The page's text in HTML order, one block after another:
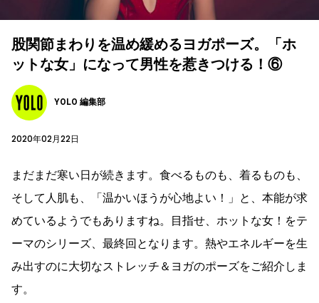
股関節まわりを温め緩めるヨガポーズ。「ホ
ットな女」になって男性を惹きつける！⑥
YOLO 編集部
2020年02月22日
まだまだ寒い日が続きます。食べるものも、着るものも、
そして人肌も、「温かいほうが心地よい！」と、本能が求
めているようでもありますね。目指せ、ホットな女！をテ
ーマのシリーズ、最終回となります。熱やエネルギーを生
み出すのに大切なストレッチ＆ヨガのポーズをご紹介しま
す。